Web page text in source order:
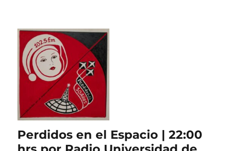
Perdidos en el Espacio | 22:00